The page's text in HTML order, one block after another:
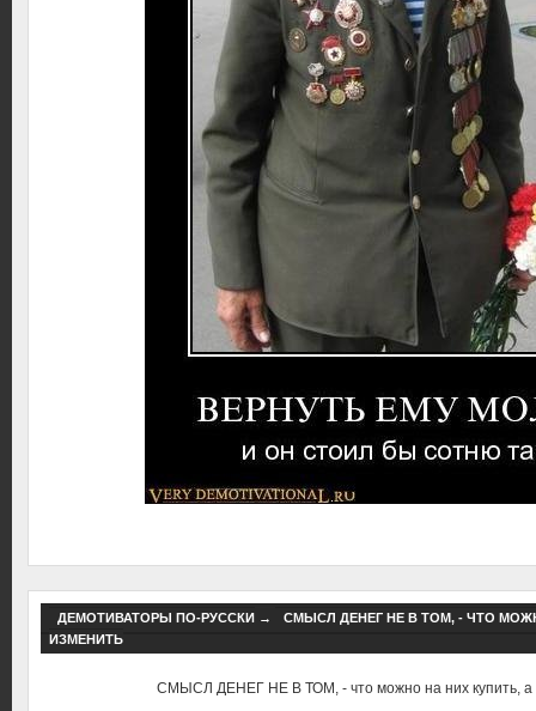
ДЕМОТИВАТОРЫ ПО-РУССКИ→
СМЫСЛ ДЕНЕГ НЕ В ТОМ, - ЧТО
ИЗМЕНИТЬ
СМЫСЛ ДЕНЕГ НЕ В ТОМ, - что можно на них купить, а